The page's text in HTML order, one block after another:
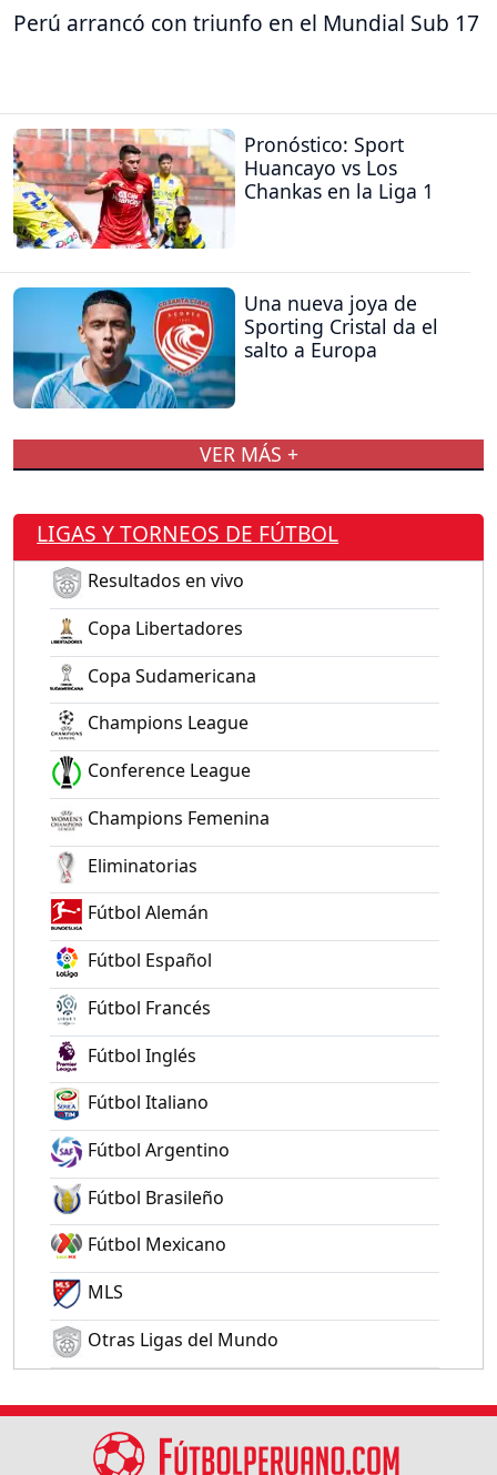
Perú arrancó con triunfo en el Mundial Sub 17
Pronóstico: Sport
Huancayo vs Los
Chankas en la Liga 1
Una nueva joya de
Sporting Cristal da el
salto a Europa
VER MÁS +
LIGAS Y TORNEOS DE FÚTBOL
Resultados en vivo
Copa Libertadores
Copa Sudamericana
Champions League
Conference League
Champions Femenina
Eliminatorias
Fútbol Alemán
Fútbol Español
Fútbol Francés
Fútbol Inglés
Fútbol Italiano
Fútbol Argentino
Fútbol Brasileño
Fútbol Mexicano
MLS
Otras Ligas del Mundo